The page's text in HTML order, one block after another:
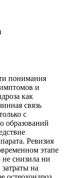
понимания
и
как
связь
с
образований
Ревизия
этапе
снизила ни
на